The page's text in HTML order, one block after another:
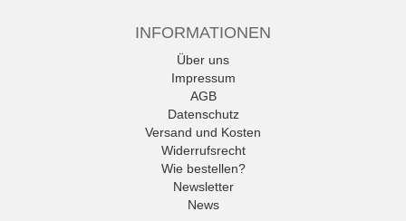
INFORMATIONEN
Über uns
Impressum
AGB
Datenschutz
Versand und Kosten
Widerrufsrecht
Wie bestellen?
Newsletter
News